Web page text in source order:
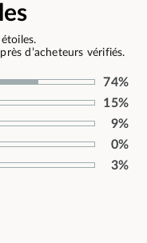
d’acheteurs vérifiés.
74%
15%
9%
0%
3%